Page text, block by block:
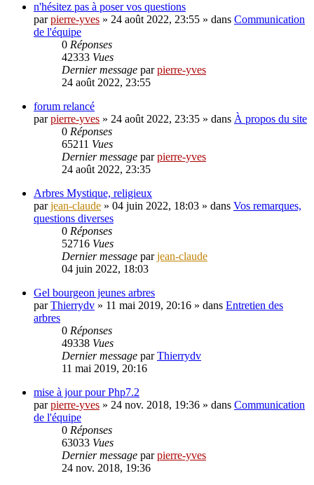
n'hésitez pas à poser vos questions
parpierre-yves » 24 août 2022, 23:55 » dans Communication
de l'équipe
0 Réponses
42333 Vues
Dernier message parpierre-yves
24 août 2022, 23:55
forum relancé
parpierre-yves » 24 août 2022, 23:35 » dans À propos du site
0 Réponses
65211 Vues
Dernier message parpierre-yves
24 août 2022, 23:35
Arbres Mystique, religieux
parjean-claude » 04 juin 2022, 18:03 » dans Vos remarques,
questions diverses
0 Réponses
52716 Vues
Dernier message parjean-claude
04 juin 2022, 18:03
Gel bourgeon jeunes arbres
parThierrydv » 11 mai 2019, 20:16 » dans Entretien des
arbres
0 Réponses
49338 Vues
Dernier message parThierrydv
11 mai 2019, 20:16
mise à jour pour Php7.2
parpierre-yves » 24 nov. 2018, 19:36 » dans Communication
de l'équipe
0 Réponses
63033 Vues
Dernier message parpierre-yves
24 nov. 2018, 19:36